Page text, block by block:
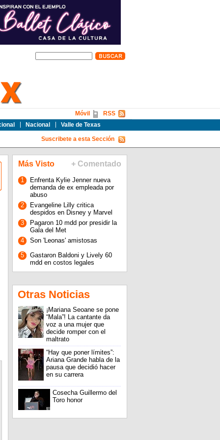
Nacional Valle de Texas
RSS
Móvil
Suscribete a esta Sección
Más Visto + Comentado
1
Enfrenta Kylie Jenner nueva
demanda de ex empleada por
abuso
2
Evangeline Lilly critica
despidos en Disney y Marvel
3
Pagaron 10 mdd por presidir la
Gala del Met
4
Son 'Leonas' amistosas
5
Gastaron Baldoni y Lively 60
mdd en costos legales
Otras Noticias
¡Mariana Seoane se pone
“Mala”! La cantante da
voz a una mujer que
decide romper con el
maltrato
“Hay que poner límites”:
Ariana Grande habla de la
pausa que decidió hacer
en su carrera
Cosecha Guillermo del
Toro honor